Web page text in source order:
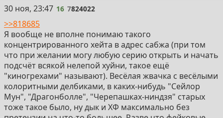
16
30 ноя, 23:47 16 7824022
>>818685
Я вообще не вполне понимаю такого
концентрированного хейта в адрес сабжа (при том
что при желании могу любую серию открыть и начать
подсчёт всякой нелепой хуйни, такое ещё
"киногрехами" называют). Весёлая жвачка с весёлыми
колоритными делбиками, в каких-нибудь "Сейлор
Мун", "Драгонболле", "Черепашках-ниндзя" старых
тоже такое было, ну дык и ХФ максимально без